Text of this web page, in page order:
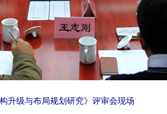
升级与布局规划研究》评审会现场